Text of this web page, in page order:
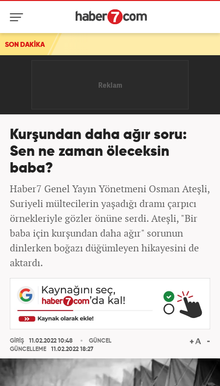
SON DAKİKA
Kurşundan daha ağır soru:
Sen ne zaman öleceksin
baba?
Haber7 Genel Yayın Yönetmeni Osman Ateşli,
Suriyeli mültecilerin yaşadığı dramı çarpıcı
örnekleriyle gözler önüne serdi. Ateşli, "Bir
baba için kurşundan daha ağır" sorunun
dinlerken boğazı düğümleyen hikayesini de
aktardı.
GİRİŞ
11.02.2022 10:48
GÜNCELLEME
11.02.2022 18:27
GÜNCEL